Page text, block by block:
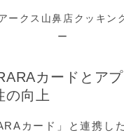
ークス山鼻店クッキン
ー
カードとアプ
の向上
カード」と連携し